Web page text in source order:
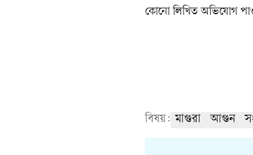
কোনো লিখিত অভিযোগ
বিষয়: মাগুরা আগুন